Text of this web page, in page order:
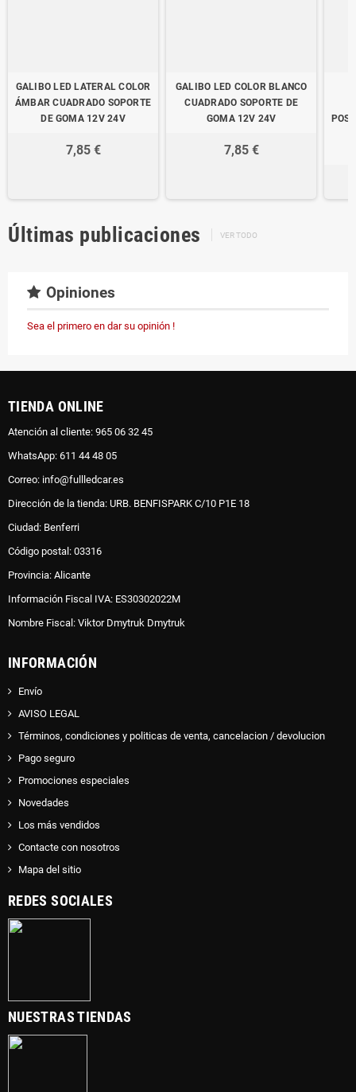
GALIBO LED LATERAL COLOR
ÁMBAR CUADRADO SOPORTE
DE GOMA 12V 24V
7,85 €
GALIBO LED COLOR BLANCO
CUADRADO SOPORTE DE
GOMA 12V 24V
7,85 €
Últimas publicaciones VER TODO
Opiniones
Sea el primero en dar su opinión !
TIENDA ONLINE
Atención al cliente: 965 06 32 45
WhatsApp: 611 44 48 05
Correo: info@fullledcar.es
Dirección de la tienda: URB. BENFISPARK C/10 P1E 18
Ciudad: Benferri
Código postal: 03316
Provincia: Alicante
Información Fiscal IVA: ES30302022M
Nombre Fiscal: Viktor Dmytruk Dmytruk
INFORMACIÓN
Envío
AVISO LEGAL
Términos, condiciones y politicas de venta, cancelacion / devolucion
Pago seguro
Promociones especiales
Novedades
Los más vendidos
Contacte con nosotros
Mapa del sitio
REDES SOCIALES
NUESTRAS TIENDAS